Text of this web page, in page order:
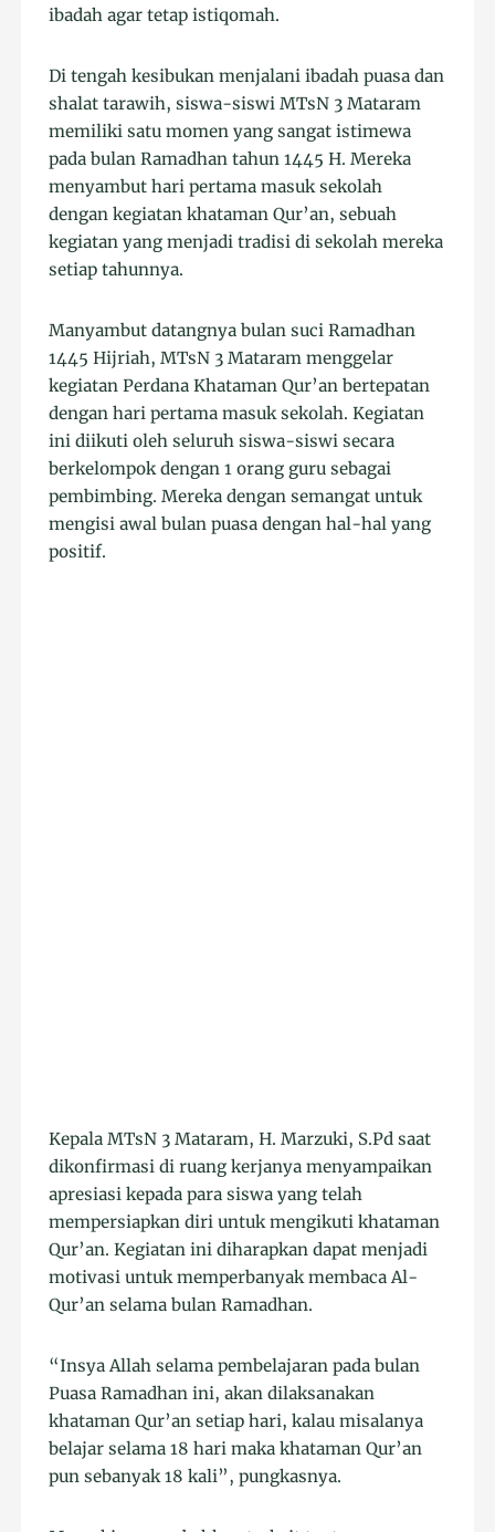
ibadah agar tetap istiqomah.
Di tengah kesibukan menjalani ibadah puasa dan
shalat tarawih, siswa-siswi MTsN 3 Mataram
memiliki satu momen yang sangat istimewa
pada bulan Ramadhan tahun 1445 H. Mereka
menyambut hari pertama masuk sekolah
dengan kegiatan khataman Qur’an, sebuah
kegiatan yang menjadi tradisi di sekolah mereka
setiap tahunnya.
Manyambut datangnya bulan suci Ramadhan
1445 Hijriah, MTsN 3 Mataram menggelar
kegiatan Perdana Khataman Qur’an bertepatan
dengan hari pertama masuk sekolah. Kegiatan
ini diikuti oleh seluruh siswa-siswi secara
berkelompok dengan 1 orang guru sebagai
pembimbing. Mereka dengan semangat untuk
mengisi awal bulan puasa dengan hal-hal yang
positif.
Kepala MTsN 3 Mataram, H. Marzuki, S.Pd saat
dikonfirmasi di ruang kerjanya menyampaikan
apresiasi kepada para siswa yang telah
mempersiapkan diri untuk mengikuti khataman
Qur’an. Kegiatan ini diharapkan dapat menjadi
motivasi untuk memperbanyak membaca Al-
Qur’an selama bulan Ramadhan.
“Insya Allah selama pembelajaran pada bulan
Puasa Ramadhan ini, akan dilaksanakan
khataman Qur’an setiap hari, kalau misalanya
belajar selama 18 hari maka khataman Qur’an
pun sebanyak 18 kali”, pungkasnya.